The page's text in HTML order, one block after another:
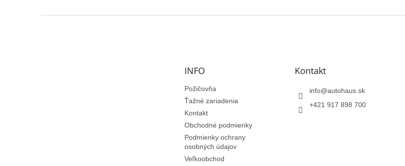
e
INFO
Požičovňa
Ťažné zariadenia
Kontakt
Obchodné podmienky
Podmienky ochrany
osobných údajov
Veľkoobchod
Kontakt
info@autohaus.sk
+421 917 898 700